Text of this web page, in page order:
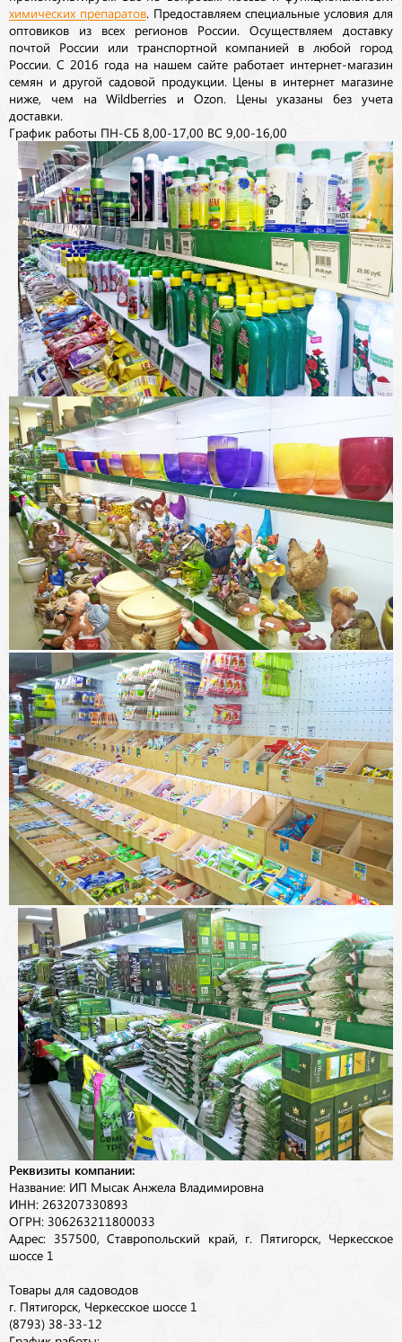
химических препаратов. Предоставляем специальные условия для
оптовиков из всех регионов России. Осуществляем доставку
почтой России или транспортной компанией в любой город
России. С 2016 года на нашем сайте работает интернет-магазин
семян и другой садовой продукции. Цены в интернет магазине
ниже, чем на Wildberries и Ozon. Цены указаны без учета
доставки.
График работы ПН-СБ 8,00-17,00 ВС 9,00-16,00
Реквизиты компании:
Название: ИП Мысак Анжела Владимировна
ИНН: 263207330893
ОГРН: 306263211800033
Адрес: 357500, Ставропольский край, г. Пятигорск, Черкесское
шоссе 1
Товары для садоводов
г. Пятигорск, Черкесское шоссе 1
(8793) 38-33-12
График работы: